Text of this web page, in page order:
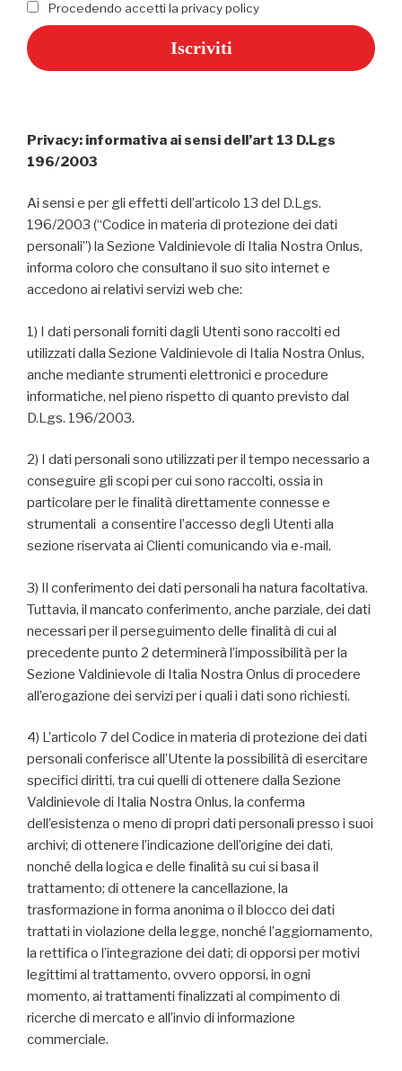
Procedendo accetti la privacy policy
Privacy: informativa ai sensi dell’art 13 D.Lgs
196/2003
Ai sensi e per gli effetti dell’articolo 13 del D.Lgs.
196/2003 (“Codice in materia di protezione dei dati
personali”) la Sezione Valdinievole di Italia Nostra Onlus,
informa coloro che consultano il suo sito internet e
accedono ai relativi servizi web che:
1) I dati personali forniti dagli Utenti sono raccolti ed
utilizzati dalla Sezione Valdinievole di Italia Nostra Onlus,
anche mediante strumenti elettronici e procedure
informatiche, nel pieno rispetto di quanto previsto dal
D.Lgs. 196/2003.
2) I dati personali sono utilizzati per il tempo necessario a
conseguire gli scopi per cui sono raccolti, ossia in
particolare per le finalità direttamente connesse e
strumentali a consentire l’accesso degli Utenti alla
sezione riservata ai Clienti comunicando via e-mail.
3) Il conferimento dei dati personali ha natura facoltativa.
Tuttavia, il mancato conferimento, anche parziale, dei dati
necessari per il perseguimento delle finalità di cui al
precedente punto 2 determinerà l’impossibilità per la
Sezione Valdinievole di Italia Nostra Onlus di procedere
all’erogazione dei servizi per i quali i dati sono richiesti.
4) L’articolo 7 del Codice in materia di protezione dei dati
personali conferisce all’Utente la possibilità di esercitare
specifici diritti, tra cui quelli di ottenere dalla Sezione
Valdinievole di Italia Nostra Onlus, la conferma
dell’esistenza o meno di propri dati personali presso i suoi
archivi; di ottenere l’indicazione dell’origine dei dati,
nonché della logica e delle finalità su cui si basa il
trattamento; di ottenere la cancellazione, la
trasformazione in forma anonima o il blocco dei dati
trattati in violazione della legge, nonché l’aggiornamento,
la rettifica o l’integrazione dei dati; di opporsi per motivi
legittimi al trattamento, ovvero opporsi, in ogni
momento, ai trattamenti finalizzati al compimento di
ricerche di mercato e all’invio di informazione
commerciale.